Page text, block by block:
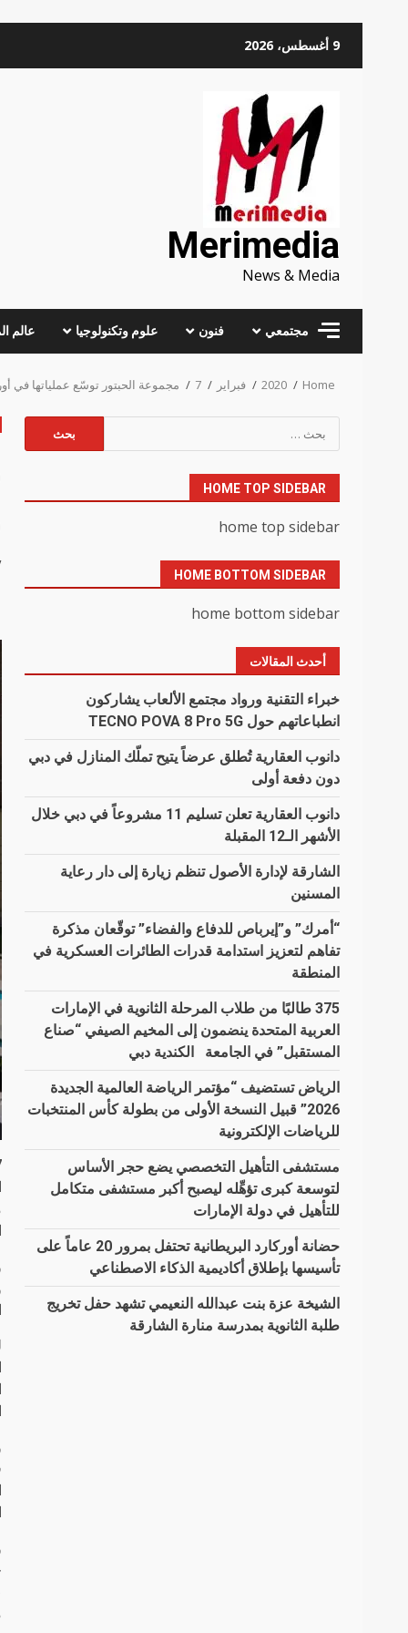
9 أغسطس، 2026
Merimedia
News & Media
مجتمعي فنون علوم وتكنولوجيا عالم
Home
2020 فبراير 7 مجموعة الحبتور توسّع عملياتها في
07
عن:
HOME TOP SIDEBAR
home top sidebar
HOME BOTTOM SIDEBAR
home bottom sidebar
أحدث المقالات
خبراء التقنية ورواد مجتمع الألعاب يشاركون
انطباعاتهم حول TECNO POVA 8 Pro 5G
دانوب العقارية تُطلق عرضاً يتيح تملّك المنازل في دبي
دون دفعة أولى
دانوب العقارية تعلن تسليم 11 مشروعاً في دبي خلال
الأشهر الـ12 المقبلة
الشارقة لإدارة الأصول تنظم زيارة إلى دار رعاية
المسنين
“أمرك” و”إيرباص للدفاع والفضاء” توقّعان مذكرة
تفاهم لتعزيز استدامة قدرات الطائرات العسكرية في
المنطقة
375 طالبًا من طلاب المرحلة الثانوية في الإمارات
العربية المتحدة ينضمون إلى المخيم الصيفي “صناع
المستقبل” في الجامعة الكندية دبي
الرياض تستضيف “مؤتمر الرياضة العالمية الجديدة
2026” قبيل النسخة الأولى من بطولة كأس المنتخبات
للرياضات الإلكترونية
مستشفى التأهيل التخصصي يضع حجر الأساس
لتوسعة كبرى تؤهِّله ليصبح أكبر مستشفى متكامل
للتأهيل في دولة الإمارات
حضانة أوركارد البريطانية تحتفل بمرور 20 عاماً على
تأسيسها بإطلاق أكاديمية الذكاء الاصطناعي
الشيخة عزة بنت عبدالله النعيمي تشهد حفل تخريج
طلبة الثانوية بمدرسة منارة الشارقة